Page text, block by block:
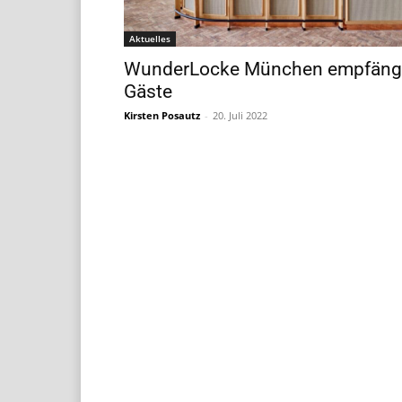
Aktuelles
WunderLocke München
Gäste
Kirsten Posautz - 20. Juli 2022